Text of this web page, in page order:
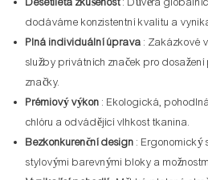
Desetiletá zkušenost: Důvěra
dodáváme konzistentní kvalitu a
Plná individuální úprava : Zakázkové
služby privátních značek pro
značky.
Prémiový výkon : Ekologická,
chlóru a odvádějící vlhkost tkanina.
Bezkonkurenční design : Ergonomický
stylovými barevnými bloky a